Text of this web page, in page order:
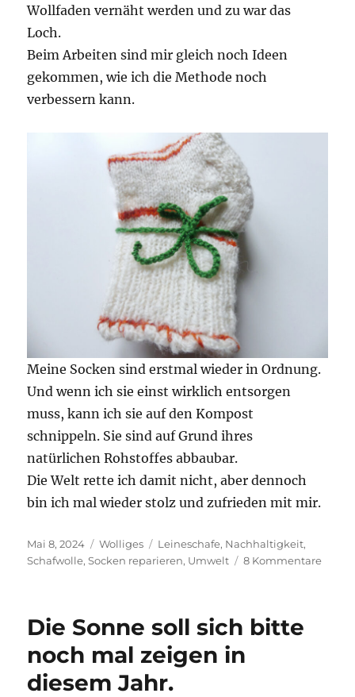
Wollfaden vernäht werden und zu war das
Loch.
Beim Arbeiten sind mir gleich noch Ideen
gekommen, wie ich die Methode noch
verbessern kann.
Meine Socken sind erstmal wieder in Ordnung.
Und wenn ich sie einst wirklich entsorgen
muss, kann ich sie auf den Kompost
schnippeln. Sie sind auf Grund ihres
natürlichen Rohstoffes abbaubar.
Die Welt rette ich damit nicht, aber dennoch
bin ich mal wieder stolz und zufrieden mit mir.
Veröffentlicht
am
Mai 8, 2024 Kategorien
Wolliges Schlagwörter
Leineschafe, Nachhaltigkeit,
Schafwolle,Socken reparieren, Umwelt 8 Kommentarezu
Die Sonne soll sich bitte
noch mal zeigen in
diesem Jahr.